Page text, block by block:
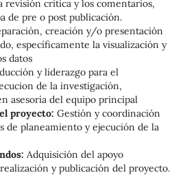
revisión critica y los comentarios,
de pre o post publicación.
creación y/o presentación
específicamente la visualización y
datos
y liderazgo para el
de la investigación,
asesoría del equipo principal
proyecto: Gestión y coordinación
de planeamiento y ejecución de la
Adquisición del apoyo
y publicación del proyecto.